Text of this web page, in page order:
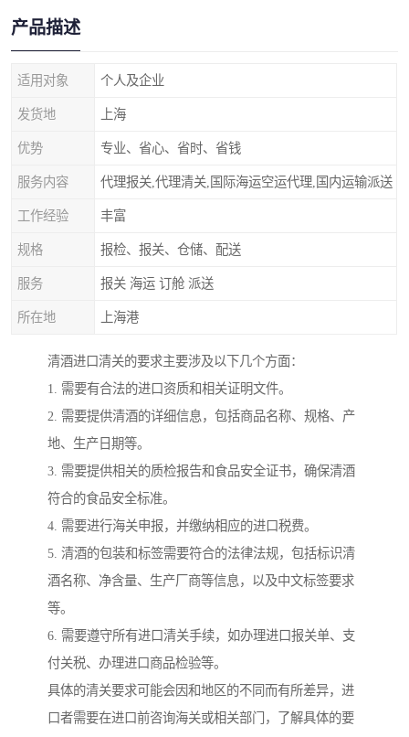
产品描述
适用对象 个人及企业
发货地 上海
优势 专业、省心、省时、省钱
服务内容 代理报关,代理清关,国际海运空运代理,国内运输派送
工作经验 丰富
规格 报检、报关、仓储、配送
服务 报关 海运 订舱 派送
所在地 上海港
清酒进口清关的要求主要涉及以下几个方面：
1. 需要有合法的进口资质和相关证明文件。
2. 需要提供清酒的详细信息，包括商品名称、规格、产
地、生产日期等。
3. 需要提供相关的质检报告和食品安全证书，确保清酒
符合的食品安全标准。
4. 需要进行海关申报，并缴纳相应的进口税费。
5. 清酒的包装和标签需要符合的法律法规，包括标识清
酒名称、净含量、生产厂商等信息，以及中文标签要求
等。
6. 需要遵守所有进口清关手续，如办理进口报关单、支
付关税、办理进口商品检验等。
具体的清关要求可能会因和地区的不同而有所差异，进
口者需要在进口前咨询海关或相关部门，了解具体的要